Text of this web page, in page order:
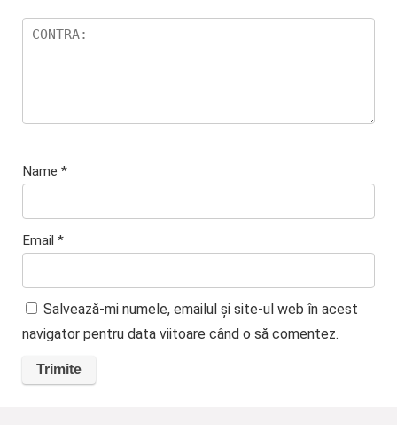
Name *
Email *
Salvează-mi numele, emailul și site-ul web în acest
navigator pentru data viitoare când o să comentez.